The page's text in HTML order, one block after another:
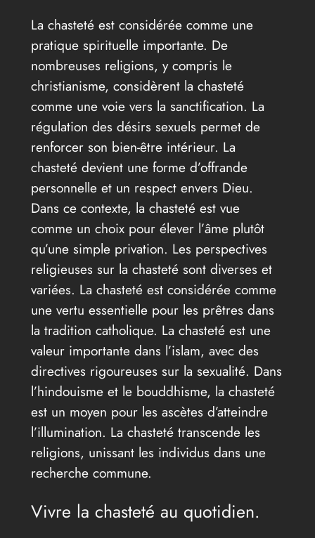
La chasteté est considérée comme une
pratique spirituelle importante. De
nombreuses religions, y compris le
christianisme, considèrent la chasteté
comme une voie vers la sanctification. La
régulation des désirs sexuels permet de
renforcer son bien-être intérieur. La
chasteté devient une forme d’offrande
personnelle et un respect envers Dieu.
Dans ce contexte, la chasteté est vue
comme un choix pour élever l’âme plutôt
qu’une simple privation. Les perspectives
religieuses sur la chasteté sont diverses et
variées. La chasteté est considérée comme
une vertu essentielle pour les prêtres dans
la tradition catholique. La chasteté est une
valeur importante dans l’islam, avec des
directives rigoureuses sur la sexualité. Dans
l’hindouisme et le bouddhisme, la chasteté
est un moyen pour les ascètes d’atteindre
l’illumination. La chasteté transcende les
religions, unissant les individus dans une
recherche commune.
Vivre la chasteté au quotidien.